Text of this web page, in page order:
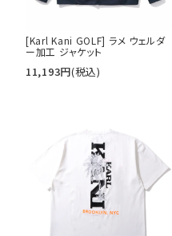
[Karl Kani GOLF] ラメ ウェルダ
ー加工 ジャケット
11,193円(税込)